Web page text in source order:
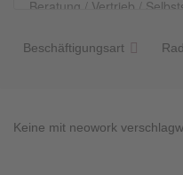
Beschäftigungsart
Keine mit neowork